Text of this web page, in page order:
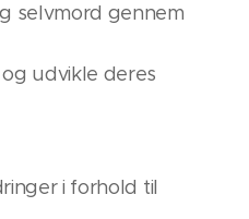
selvmord gennem
udvikle deres
i forhold til